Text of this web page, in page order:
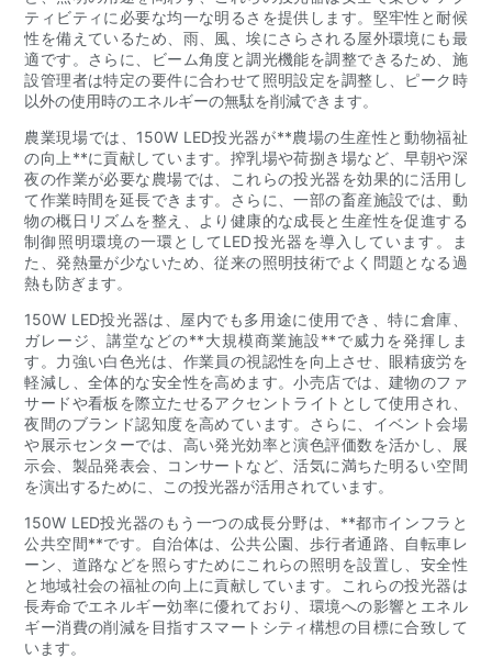
ティビティに必要な均一な明るさを提供します。堅牢性と耐候
性を備えているため、雨、風、埃にさらされる屋外環境にも最
適です。さらに、ビーム角度と調光機能を調整できるため、施
設管理者は特定の要件に合わせて照明設定を調整し、ピーク時
以外の使用時のエネルギーの無駄を削減できます。
農業現場では、150W LED投光器が**農場の生産性と動物福祉
の向上**に貢献しています。搾乳場や荷捌き場など、早朝や深
夜の作業が必要な農場では、これらの投光器を効果的に活用し
て作業時間を延長できます。さらに、一部の畜産施設では、動
物の概日リズムを整え、より健康的な成長と生産性を促進する
制御照明環境の一環としてLED投光器を導入しています。ま
た、発熱量が少ないため、従来の照明技術でよく問題となる過
熱も防ぎます。
150W LED投光器は、屋内でも多用途に使用でき、特に倉庫、
ガレージ、講堂などの**大規模商業施設**で威力を発揮しま
す。力強い白色光は、作業員の視認性を向上させ、眼精疲労を
軽減し、全体的な安全性を高めます。小売店では、建物のファ
サードや看板を際立たせるアクセントライトとして使用され、
夜間のブランド認知度を高めています。さらに、イベント会場
や展示センターでは、高い発光効率と演色評価数を活かし、展
示会、製品発表会、コンサートなど、活気に満ちた明るい空間
を演出するために、この投光器が活用されています。
150W LED投光器のもう一つの成長分野は、**都市インフラと
公共空間**です。自治体は、公共公園、歩行者通路、自転車レ
ーン、道路などを照らすためにこれらの照明を設置し、安全性
と地域社会の福祉の向上に貢献しています。これらの投光器は
長寿命でエネルギー効率に優れており、環境への影響とエネル
ギー消費の削減を目指すスマートシティ構想の目標に合致して
います。